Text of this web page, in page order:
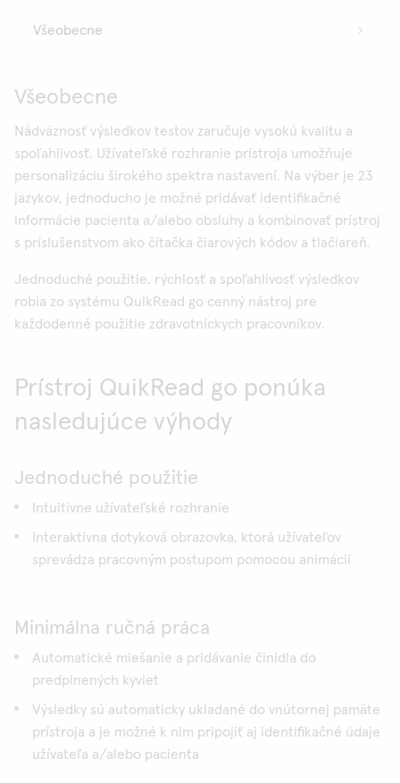
Všeobecne
Nádväznosť výsledkov testov zaručuje vysokú kvalitu a
spoľahlivosť. Užívateľské rozhranie prístroja umožňuje
personalizáciu širokého spektra nastavení. Na výber je 23
jazykov, jednoducho je možné pridávať identifikačné
informácie pacienta a/alebo obsluhy a kombinovať prístroj
s príslušenstvom ako čítačka čiarových kódov a tlačiareň.
Jednoduché použitie, rýchlosť a spoľahlivosť výsledkov
robia zo systému QuikRead go cenný nástroj pre
každodenné použitie zdravotníckych pracovníkov.
Prístroj QuikRead go ponúka
nasledujúce výhody
Jednoduché použitie
Intuitívne užívateľské rozhranie
Interaktívna dotyková obrazovka, ktorá užívateľov
sprevádza pracovným postupom pomocou animácií
Minimálna ručná práca
Automatické miešanie a pridávanie činidla do
predplnených kyviet
Výsledky sú automaticky ukladané do vnútornej pamäte
prístroja a je možné k nim pripojiť aj identifikačné údaje
užívateľa a/alebo pacienta